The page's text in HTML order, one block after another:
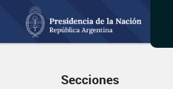
Secciones